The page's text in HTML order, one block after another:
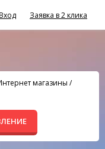
Заявка в 2 клика
магазины /